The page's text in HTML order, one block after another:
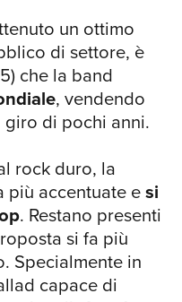
in
dell’album
del titolo,
femminile
e
all’Amore;
la
Race”, la
e “Pyres
che
un ottimo
di settore, è
che la band
, vendendo
giro di pochi anni.
rock duro, la
più accentuate esi
. Restano presenti
si fa più
Specialmente in
capace di